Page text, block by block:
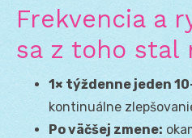
Frekvencia a
sa z toho stal
1× týždenne jeden
kontinuálne
Po väčšej zmene: